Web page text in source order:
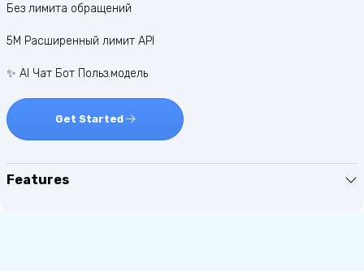
Без лимита обращений
5M Расширенный лимит API
✨ AI Чат Бот Польз.модель
Get Started
Features